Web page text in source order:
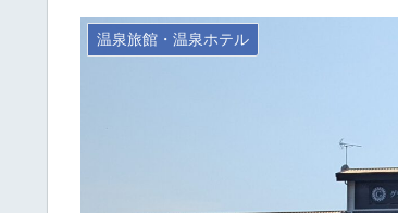
温泉旅館・温泉ホテル